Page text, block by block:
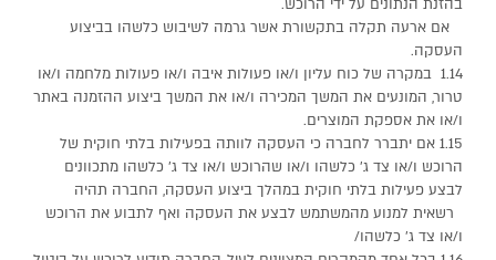
בהזנת הנתונים על ידי הרוכש.
אם ארעה תקלה בתקשורת אשר גרמה לשיבוש כלשהו בביצוע
העסקה.
1.14 במקרה של כוח עליון ו/או פעולות איבה ו/או פעולות מלחמה ו/או
טרור, המונעים את המשך המכירה ו/או את המשך ביצוע ההזמנה באתר
ו/או את אספקת המוצרים.
1.15 אם יתברר לחברה כי העסקה לוותה בפעילות בלתי חוקית של
הרוכש ו/או צד ג’ כלשהו ו/או שהרוכש ו/או צד ג’ כלשהו מתכוונים
לבצע פעילות בלתי חוקית במהלך ביצוע העסקה, החברה תהיה
רשאית למנוע מהמשתמש לבצע את העסקה ואף לתבוע את הרוכש
ו/או צד ג’ כלשהו/